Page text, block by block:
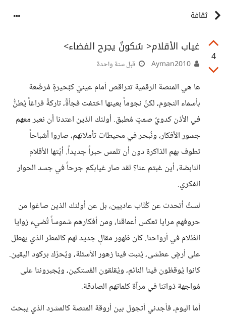
ثقافة
4
غياب الأقلام< سُكونٌ يجرح الفضاء>
قبل سنة واحدة
ها هي المنصة الرقمية تتراقص أمام عينيّ كبُحيرةٍ مُرصَّعة
بأسماء النجوم، لكنّ نجوماً بعينها اختفت فجأةً، تاركةً فراغاً يُطنُّ
في الأذن كدويّ صمتٍ مُطبق. أولئك الذين اعتدنا أن نعبر معهم
جسور الأفكار، ونُبحر في محيطات تأملاتهم، صاروا أشباحاً
تطوف بهم الذاكرة دون أن تلمس حبراً جديداً. أيّتها الأقلام
النابضة، أين غبتم عنا؟ لقد صار غيابكم جرحاً في جسد الحوار
الفكري.
لستُ أتحدث عن كُتّاب عاديين، بل عن أولئك الذين صاغوا من
حروفهم مرايا تعكس أعماقنا، ومن أفكارهم شموساً تُضيء زوايا
الظلام في أرواحنا. كان ظهور مقالٍ جديد لهم كالمطر الذي يهطل
على أرضٍ عطشى، يُنبت فينا زهور الأسئلة، ويُحرّك بركود اليقين.
كانوا يُوقظون فينا النائم، ويُقلقون المُستكين، ويُجبروننا على
مُواجهة ذواتنا في مرآة كلماتهم الصادقة.
أما اليوم، فأجدني أتجول بين أروقة المنصة كالمشرد الذي يبحث